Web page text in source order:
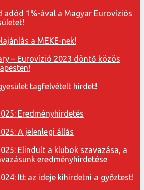
adód 1%-ával a Magyar Eurovíziós
a MEKE-nek!
– Eurovízió 2023 döntő közös
tagfelvételt hirdet!
Eredményhirdetés
A jelenlegi állás
Elindult a klubok szavazása, a
eredményhirdetése
Itt az ideje kihirdetni a győztest!